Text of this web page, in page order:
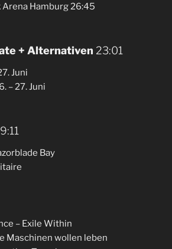
Hamburg 26:45
+ Alternativen 23:01
Juni
– 27. Juni
Bay
– Exile Within
Maschinen wollen leben